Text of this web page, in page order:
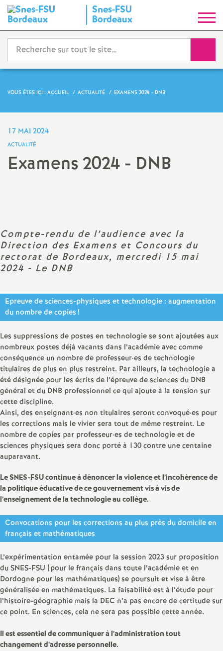
Snes-FSU
Bordeaux
y
n
d
i
a
a
i
o
n
a
l
d
e
s
E
n
s
e
i
g
VOUS ÊTES ICI : ACCUEIL ACTUALITÉ EXAMENS 2024 - DNB
17 MAI 2024
ACTUALITÉ
Examens 2024 - DNB
Compte-rendu de l’audience avec la
Direction des Examens et Concours du
rectorat de Bordeaux, mercredi 15 mai
2024 - Le DNB
Epreuve de sciences-physiques et technologie : augmentation
du nombre de copies !
Les suppressions de postes en technologie se sont ajoutées aux
nombreux postes déjà vacants dans l’académie avec comme
conséquence un nombre de professeur·es de technologie
titulaires de plus en plus restreint. Par ailleurs, la technologie a
été désignée pour les écrits de l’épreuve de sciences du DNB
général et du DNB professionnel ce qui ajoute à la tension sur
cette discipline.
Ainsi, des enseignant·es non titulaires seront convoqué·es pour
les corrections mais le vivier sera tout de même restreint. Le
nombre de copies par professeur·es de technologie et de
sciences physiques sera donc porté à 130 contre une centaine
auparavant.
Le SNES-FSU continue à dénoncer la violence et l’incohérence de
la politique éducative de ce gouvernement vis à vis de
l’enseignement de la technologie au collège.
Convocations pour les corrections au plus près du domicile en
français et mathématiques
L’expérimentation entamée pour la session 2023 sur proposition
du SNES-FSU (pour le français dans toute l’académie et en
Dordogne pour les mathématiques) se poursuit et vise à être
généralisée en mathématiques. La faisabilité est à l’étude pour
l’histoire-géographie mais la DEC n’a pas encore de certitude sur
ce point. En sciences, cela ne sera pas possible cette année.
Il est essentiel de communiquer à l’administration tout
changement d’adresse personnelle.